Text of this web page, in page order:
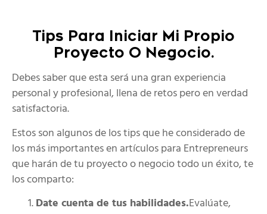
Tips Para Iniciar Mi Propio
Proyecto O Negocio.
Debes saber que esta será una gran experiencia
personal y profesional, llena de retos pero en verdad
satisfactoria.
Estos son algunos de los tips que he considerado de
los más importantes en artículos para Entrepreneurs
que harán de tu proyecto o negocio todo un éxito, te
los comparto:
Date cuenta de tus habilidades.Evalúate,